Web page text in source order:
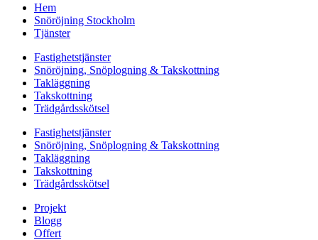
Hem
Snöröjning Stockholm
Tjänster
Fastighetstjänster
Snöröjning, Snöplogning & Takskottning
Takläggning
Takskottning
Trädgårdsskötsel
Fastighetstjänster
Snöröjning, Snöplogning & Takskottning
Takläggning
Takskottning
Trädgårdsskötsel
Projekt
Blogg
Offert